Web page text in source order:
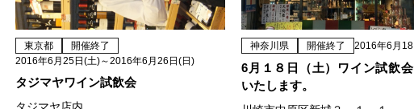
東京都
開催終了
2016年6月25日(土)～2016年6月26日(日)
タジマヤワイン試飲会
神奈川県 開催終了 2016年6月
6月１８日（土）ワイン試飲
いたします。